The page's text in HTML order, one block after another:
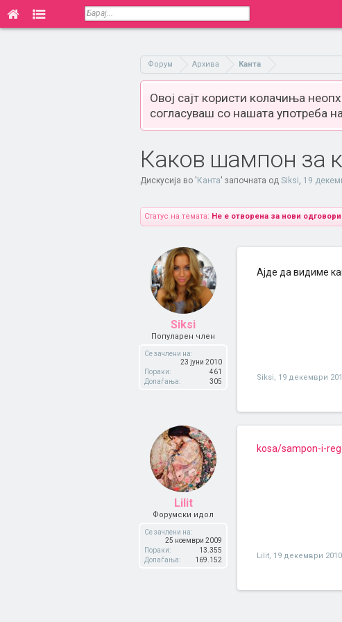
Форум Архива Канта
Овој сајт користи колачиња
согласуваш со нашата употреба
Каков шампон за
Дискусија во ' Канта' започната од Siksi, 19
Статус на темата: Не е отворена за нови
Siksi
Популарен член
Се зачлени на:
23 јуни 2010
Пораки:
461
Допаѓања:
305
Ајде да видиме
Siksi, 19 декември
Lilit
Форумски идол
Се зачлени на:
25 ноември 2009
Пораки:
13.355
Допаѓања:
169.152
kosa/sampon-i-
Lilit, 19 декември 2010